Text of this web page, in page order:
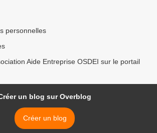
personnelles
Aide Entreprise OSDEI sur le portail
un blog sur Overblog
Créer un blog